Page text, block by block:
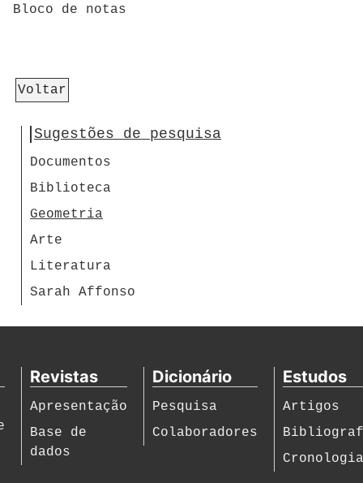
Bloco de notas
Voltar
Sugestões de pesquisa
Documentos
Biblioteca
Geometria
Arte
Literatura
Sarah Affonso
Revistas
Apresentação
Base de
dados
Dicionário
Pesquisa
Colaboradores
Estudos
Artigos